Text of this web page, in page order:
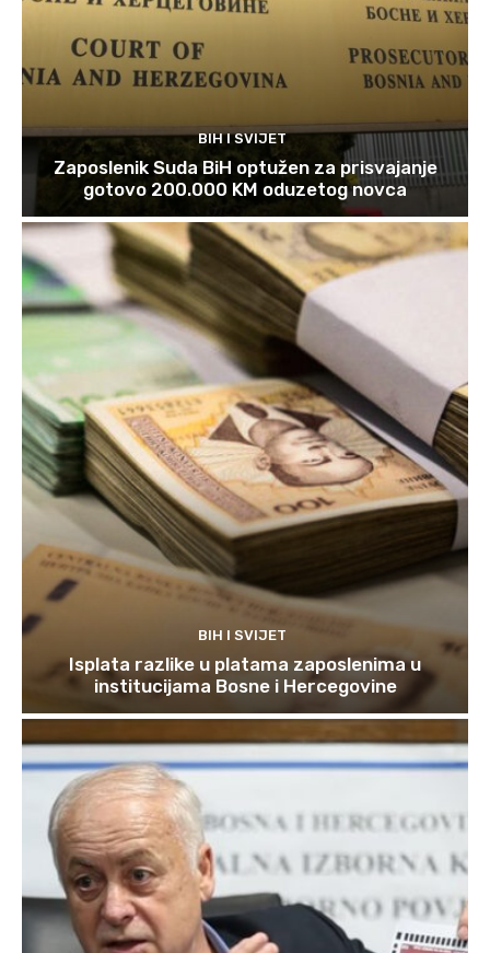
BIH I SVIJET
Zaposlenik Suda BiH optužen za prisvajanje
gotovo 200.000 KM oduzetog novca
BIH I SVIJET
Isplata razlike u platama zaposlenima u
institucijama Bosne i Hercegovine